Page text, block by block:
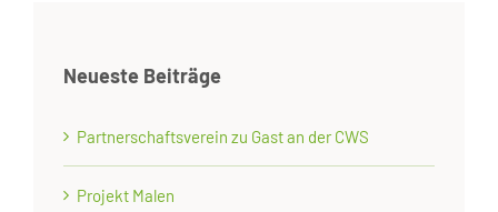
Neueste Beiträge
Partnerschaftsverein zu Gast an der CWS
Projekt Malen